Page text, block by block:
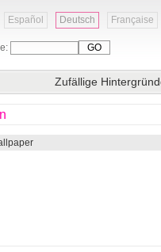
Español Deutsch Française
Zufällige